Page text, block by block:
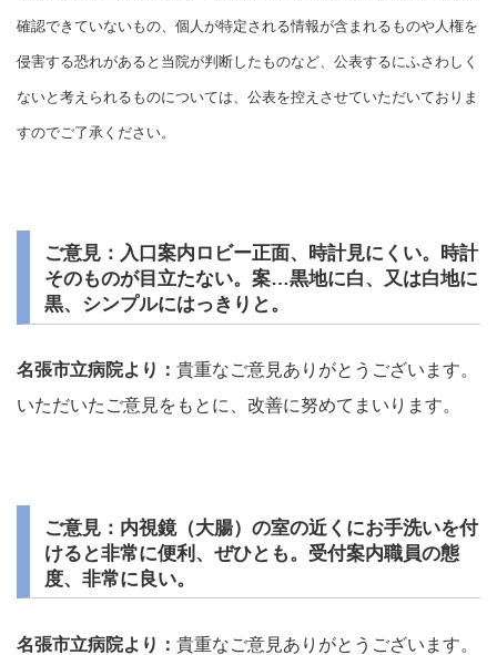
確認できていないもの、個人が特定される情報が含まれるものや人権を
侵害する恐れがあると当院が判断したものなど、公表するにふさわしく
ないと考えられるものについては、公表を控えさせていただいておりま
すのでご了承ください。
ご意見：入口案内ロビー正面、時計見にくい。時計
そのものが目立たない。案…黒地に白、又は白地に
黒、シンプルにはっきりと。
名張市立病院より： 貴重なご意見ありがとうございます。
いただいたご意見をもとに、改善に努めてまいります。
ご意見：内視鏡（大腸）の室の近くにお手洗いを付
けると非常に便利、ぜひとも。受付案内職員の態
度、非常に良い。
名張市立病院より： 貴重なご意見ありがとうございます。